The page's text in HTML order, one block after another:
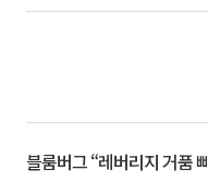
블룸버그 “레버리지 거품